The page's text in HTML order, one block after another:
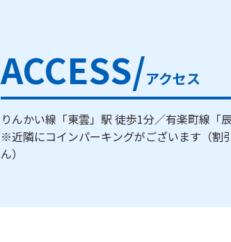
ACCESS/アクセス
りんかい線「東雲」駅 徒歩1分／有楽町線「
※近隣にコインパーキングがございます（割
ん）